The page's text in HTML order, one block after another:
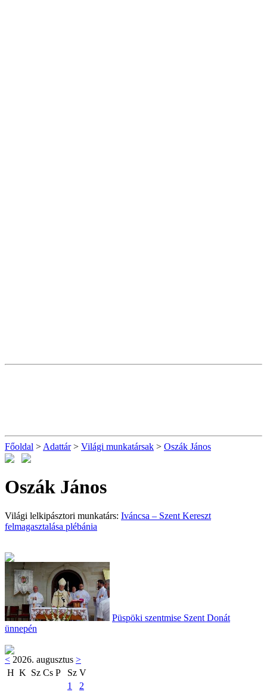
Főoldal > Adattár> Világi munkatársak > Oszák János
Oszák János
Világi lelkipásztori munkatárs: Iváncsa – Szent Kereszt
felmagasztalása plébánia
Püspöki szentmise Szent Donát
ünnepén
< 2026. augusztus >
H K Sz Cs P Sz V
1
2